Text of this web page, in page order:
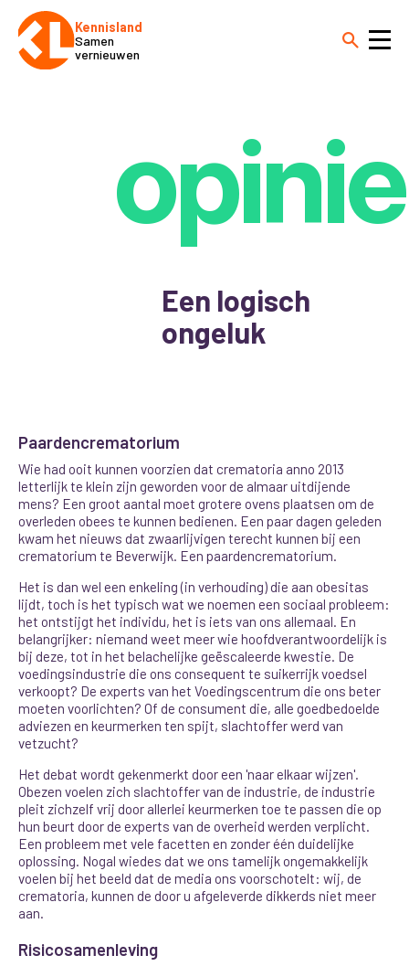
Kennisland
Samen
vernieuwen
opinie
Een logisch
ongeluk
Paardencrematorium
Wie had ooit kunnen voorzien dat crematoria anno 2013
letterlijk te klein zijn geworden voor de almaar uitdijende
mens? Een groot aantal moet grotere ovens plaatsen om de
overleden obees te kunnen bedienen. Een paar dagen geleden
kwam het nieuws dat zwaarlijvigen terecht kunnen bij een
crematorium te Beverwijk. Een paardencrematorium.
Het is dan wel een enkeling (in verhouding) die aan obesitas
lijdt, toch is het typisch wat we noemen een sociaal probleem:
het ontstijgt het individu, het is iets van ons allemaal. En
belangrijker: niemand weet meer wie hoofdverantwoordelijk is
bij deze, tot in het belachelijke geëscaleerde kwestie. De
voedingsindustrie die ons consequent te suikerrijk voedsel
verkoopt? De experts van het Voedingscentrum die ons beter
moeten voorlichten? Of de consument die, alle goedbedoelde
adviezen en keurmerken ten spijt, slachtoffer werd van
vetzucht?
Het debat wordt gekenmerkt door een 'naar elkaar wijzen'.
Obezen voelen zich slachtoffer van de industrie, de industrie
pleit zichzelf vrij door allerlei keurmerken toe te passen die op
hun beurt door de experts van de overheid werden verplicht.
Een probleem met vele facetten en zonder één duidelijke
oplossing. Nogal wiedes dat we ons tamelijk ongemakkelijk
voelen bij het beeld dat de media ons voorschotelt: wij, de
crematoria, kunnen de door u afgeleverde dikkerds niet meer
aan.
Risicosamenleving